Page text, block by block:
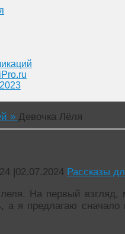
» Девочка Лёля
|02.07.2024 Рассказы
На первый
а я предлагаю